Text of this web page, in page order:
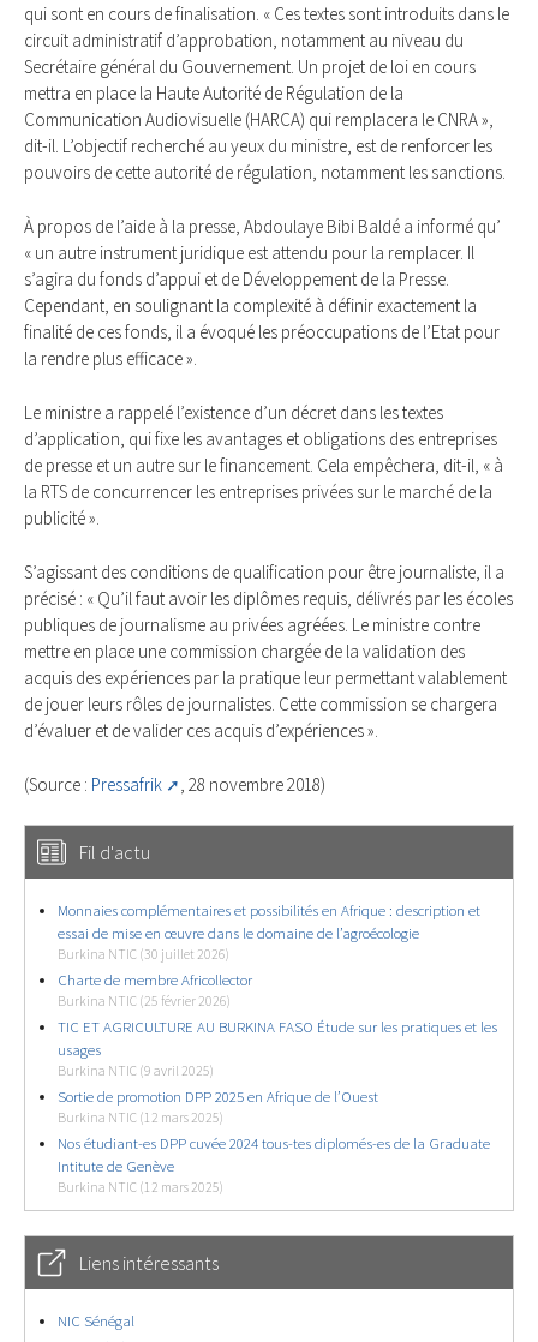
qui sont en cours de finalisation. « Ces textes sont introduits dans le
circuit administratif d’approbation, notamment au niveau du
Secrétaire général du Gouvernement. Un projet de loi en cours
mettra en place la Haute Autorité de Régulation de la
Communication Audiovisuelle (HARCA) qui remplacera le CNRA »,
dit-il. L’objectif recherché au yeux du ministre, est de renforcer les
pouvoirs de cette autorité de régulation, notamment les sanctions.
À propos de l’aide à la presse, Abdoulaye Bibi Baldé a informé qu’
« un autre instrument juridique est attendu pour la remplacer. Il
s’agira du fonds d’appui et de Développement de la Presse.
Cependant, en soulignant la complexité à définir exactement la
finalité de ces fonds, il a évoqué les préoccupations de l’Etat pour
la rendre plus efficace ».
Le ministre a rappelé l’existence d’un décret dans les textes
d’application, qui fixe les avantages et obligations des entreprises
de presse et un autre sur le financement. Cela empêchera, dit-il, « à
la RTS de concurrencer les entreprises privées sur le marché de la
publicité ».
S’agissant des conditions de qualification pour être journaliste, il a
précisé : « Qu’il faut avoir les diplômes requis, délivrés par les écoles
publiques de journalisme au privées agréées. Le ministre contre
mettre en place une commission chargée de la validation des
acquis des expériences par la pratique leur permettant valablement
de jouer leurs rôles de journalistes. Cette commission se chargera
d’évaluer et de valider ces acquis d’expériences ».
(Source : Pressafrik , 28 novembre 2018)
Fil d'actu
Monnaies complémentaires et possibilités en Afrique : description et
essai de mise en œuvre dans le domaine de l’agroécologie
Burkina NTIC (30 juillet 2026)
Charte de membre Africollector
Burkina NTIC (25 février 2026)
TIC ET AGRICULTURE AU BURKINA FASO Étude sur les pratiques et les
usages
Burkina NTIC (9 avril 2025)
Sortie de promotion DPP 2025 en Afrique de l’Ouest
Burkina NTIC (12 mars 2025)
Nos étudiant-es DPP cuvée 2024 tous-tes diplomés-es de la Graduate
Intitute de Genève
Burkina NTIC (12 mars 2025)
Liens intéressants
NIC Sénégal